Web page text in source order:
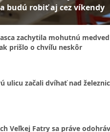
budú robiť aj cez víkendy
zachytila mohutnú
prišlo o chvíľu neskôr
ulicu začali dvíhať nad
Veľkej Fatry sa práve